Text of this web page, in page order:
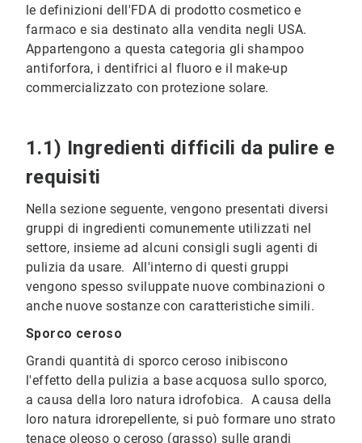
le definizioni dell'FDA di prodotto cosmetico e
farmaco e sia destinato alla vendita negli USA.
Appartengono a questa categoria gli shampoo
antiforfora, i dentifrici al fluoro e il make-up
commercializzato con protezione solare.
1.1) Ingredienti difficili da pulire e
requisiti
Nella sezione seguente, vengono presentati diversi
gruppi di ingredienti comunemente utilizzati nel
settore, insieme ad alcuni consigli sugli agenti di
pulizia da usare. All'interno di questi gruppi
vengono spesso sviluppate nuove combinazioni o
anche nuove sostanze con caratteristiche simili.
Sporco ceroso
Grandi quantità di sporco ceroso inibiscono
l'effetto della pulizia a base acquosa sullo sporco,
a causa della loro natura idrofobica. A causa della
loro natura idrorepellente, si può formare uno strato
tenace oleoso o ceroso (grasso) sulle grandi